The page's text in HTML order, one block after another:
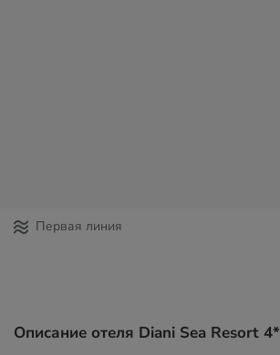
Первая линия
Описание отеля Diani Sea Resort 4*